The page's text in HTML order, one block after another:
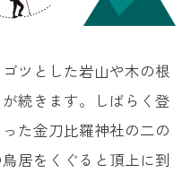
ツとした岩山や木の根
続きます。しばらく登
た金刀比羅神社の二の
居をくぐると頂上に到